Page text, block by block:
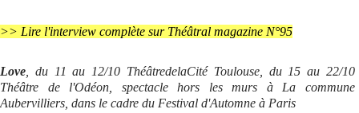
>> Lire l'interview complète sur Théâtral magazine N°95
Love , du 11 au 12/10 ThéâtredelaCité Toulouse, du 15 au 22/10
Théâtre de l'Odéon, spectacle hors les murs à La commune
Aubervilliers, dans le cadre du Festival d'Automne à Paris